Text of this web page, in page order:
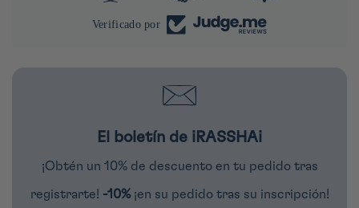
Verificado por
El boletín de iRASSHAi
¡Obtén un 10% de descuento en tu pedido tras
registrarte! -10% ¡en su pedido tras su inscripción!